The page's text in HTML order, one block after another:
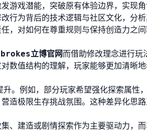
游戏潜能，突破原有体验边界，实现
行为背后的技术逻辑与社区文化，分析
，对如何在尊重规则与保持创造力之
立博官网而借助修改理念进行玩
数值结构的理解，玩家能够更加清晰
。例如，部分玩家希望强化探索属性，
造极限生存挑战氛围。这种差异化思
、建造或剧情探索作为主要驱动力，